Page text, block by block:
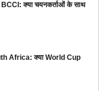
क्या चयनकर्ताओं के साथ
Africa: क्या World Cup